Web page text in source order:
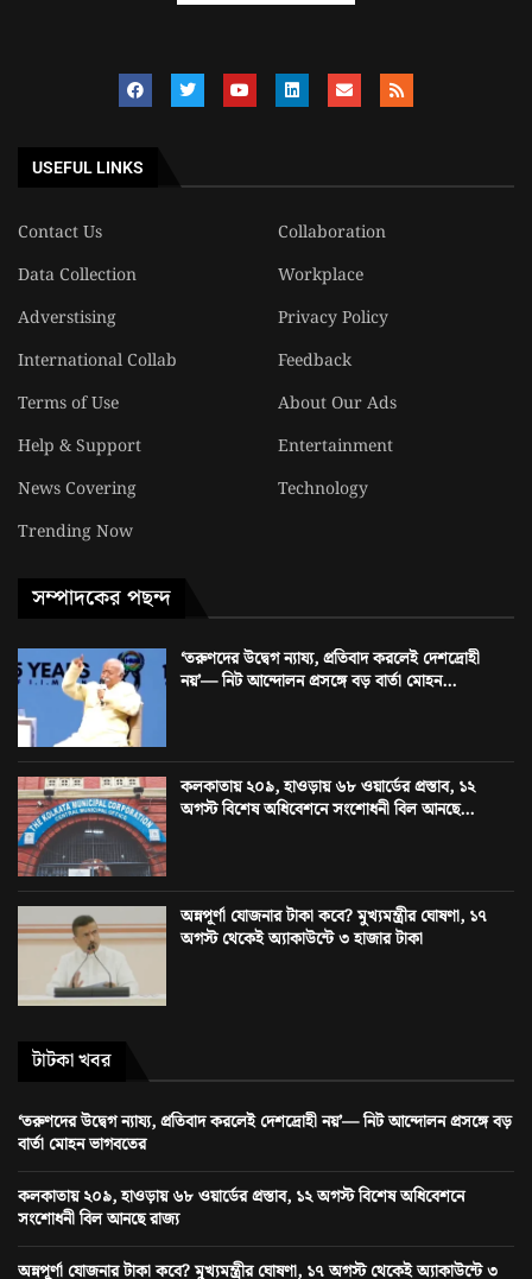
USEFUL LINKS
Contact Us
Collaboration
Data Collection
Workplace
Adverstising
Privacy Policy
International Collab
Feedback
Terms of Use
About Our Ads
Help & Support
Entertainment
News Covering
Technology
Trending Now
সম্পাদকের পছন্দ
‘তরুণদের উদ্বেগ ন্যায্য, প্রতিবাদ করলেই দেশদ্রোহী
নয়’— নিট আন্দোলন প্রসঙ্গে বড় বার্তা মোহন...
কলকাতায় ২০৯, হাওড়ায় ৬৮ ওয়ার্ডের প্রস্তাব, ১২
অগস্ট বিশেষ অধিবেশনে সংশোধনী বিল আনছে...
অন্নপূর্ণা যোজনার টাকা কবে? মুখ্যমন্ত্রীর ঘোষণা, ১৭
অগস্ট থেকেই অ্যাকাউন্টে ৩ হাজার টাকা
টাটকা খবর
‘তরুণদের উদ্বেগ ন্যায্য, প্রতিবাদ করলেই দেশদ্রোহী নয়’— নিট আন্দোলন প্রসঙ্গে বড়
বার্তা মোহন ভাগবতের
কলকাতায় ২০৯, হাওড়ায় ৬৮ ওয়ার্ডের প্রস্তাব, ১২ অগস্ট বিশেষ অধিবেশনে
সংশোধনী বিল আনছে রাজ্য
অন্নপূর্ণা যোজনার টাকা কবে? মুখ্যমন্ত্রীর ঘোষণা, ১৭ অগস্ট থেকেই অ্যাকাউন্টে ৩